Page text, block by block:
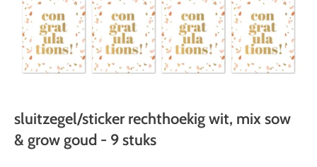
sluitzegel/sticker rechthoekig wit, mix sow
& grow goud - 9 stuks